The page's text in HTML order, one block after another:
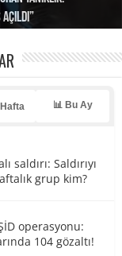
fren!
📊 Bu Ay
saldırı: Saldırıyı
grup kim?
operasyonu:
104 gözaltı!